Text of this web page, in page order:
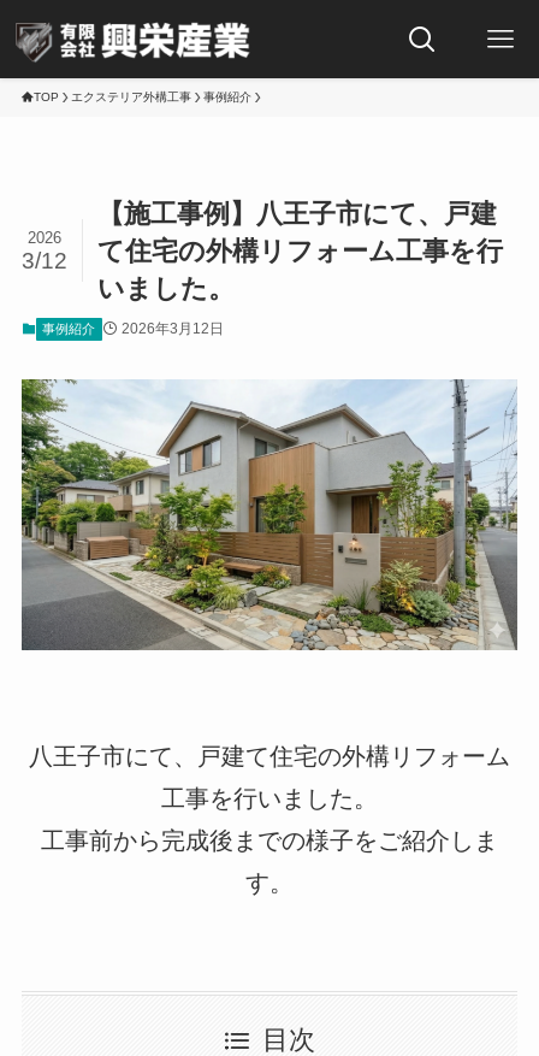
TOP エクステリア外構工事 事例紹介
【施工事例】八王子市にて、戸建
て住宅の外構リフォーム工事を行
いました。
2026
3/12
事例紹介 2026年3月12日
八王子市にて、戸建て住宅の外構リフォーム
工事を行いました。
工事前から完成後までの様子をご紹介しま
す。
目次